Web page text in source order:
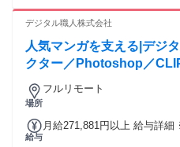
改善提案できる方
育現場と伴走しながら課題解決に取
みやプログラムとして形に
を傾け、相手に寄り添える
らプロジェクトを進めるこ
自身の成長につなげられる方 教育現場に深く入り込みながら
も、外部パートナーだから
デジタル職人株式会社
人気マンガを支える|デジ
クター／Photoshop／
場所
フルリモート
給与
月給271,881円以上 給与詳